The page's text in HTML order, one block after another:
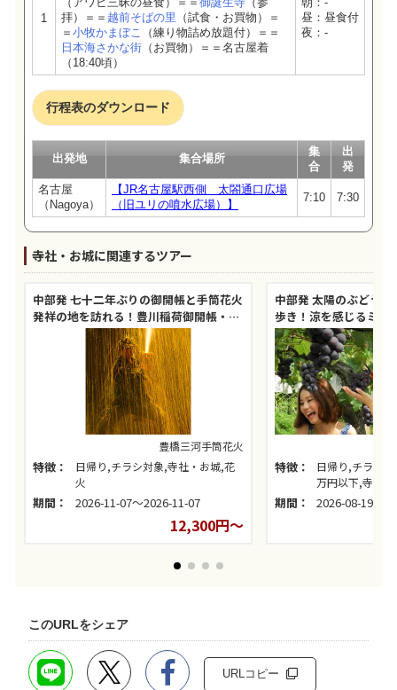
1
拝）＝＝ 越前そばの里 （試食・お買物）＝
＝ 小牧かまぼこ
（練り物詰め放題付）＝＝
日本海さかな街 （お買物）＝＝名古屋着
（18:40頃）
昼：昼食付
夜：-
行程表のダウンロード
出発地 集合場所
集
合
出
発
名古屋
（Nagoya）
【JR名古屋駅西側 太閤通口広場
（旧ユリの噴水広場）】
7:10 7:30
寺社・お城に関連するツアー
中部発 七十二年ぶりの御開帳と手筒花火
発祥の地を訪れる！豊川稲荷御開帳・特
別参拝と豊橋三河手筒花火
豊橋三河手筒花火
特徴：
日帰り,チラシ対象,寺社・お城,花
火
期間： 2026-11-07～2026-11-07
12,300円～
中部発 太陽のぶどう1
歩き！涼を感じるミス
特徴：
日帰り,チラシ
万円以下,寺社
期間： 2026-08-19～
このURLをシェア
URLコピー